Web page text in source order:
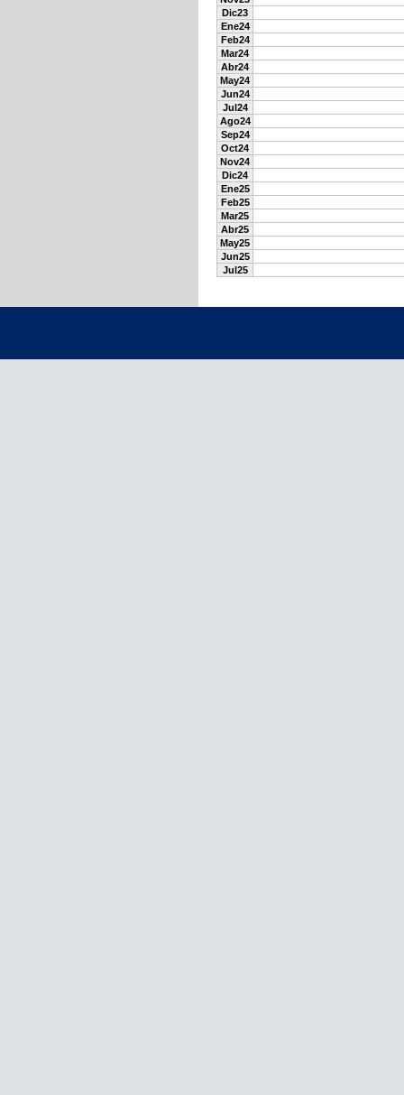
Dic23
Ene24
Feb24
Mar24
Abr24
May24
Jun24
Jul24
Ago24
Sep24
Oct24
Nov24
Dic24
Ene25
Feb25
Mar25
Abr25
May25
Jun25
Jul25